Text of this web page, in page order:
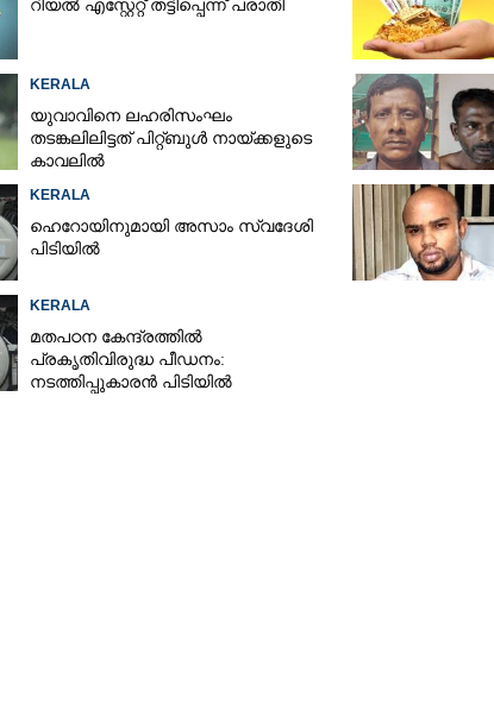
റിയൽ എസ്റ്റേറ്റ് തട്ടിപ്പെന്ന് പരാതി
KERALA
യുവാവിനെ ലഹരിസംഘം
തടങ്കലിലിട്ടത് പിറ്റ്ബുൾ നായ്‌ക്കളുടെ
കാവലിൽ
KERALA
ഹെറോയിനുമായി അസാം സ്വദേശി
പിടിയിൽ
KERALA
മതപഠന കേന്ദ്രത്തിൽ
പ്രകൃതിവിരുദ്ധ പീഡനം:
നടത്തിപ്പുകാരൻ പിടിയിൽ